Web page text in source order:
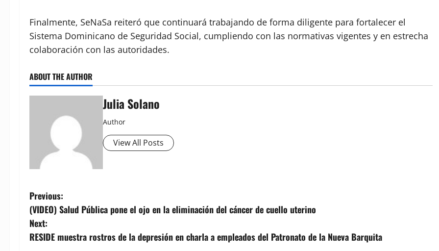
Finalmente, SeNaSa reiteró que continuará trabajando de forma diligente para fortalecer el
Sistema Dominicano de Seguridad Social, cumpliendo con las normativas vigentes y en estrecha
colaboración con las autoridades.
ABOUT THE AUTHOR
Julia Solano
Author
View All Posts
P
o
s
Previous:
(VIDEO) Salud Pública pone el ojo en la eliminación del cáncer de cuello uterino
Next:
RESIDE muestra rostros de la depresión en charla a empleados del Patronato de la Nueva Barquita